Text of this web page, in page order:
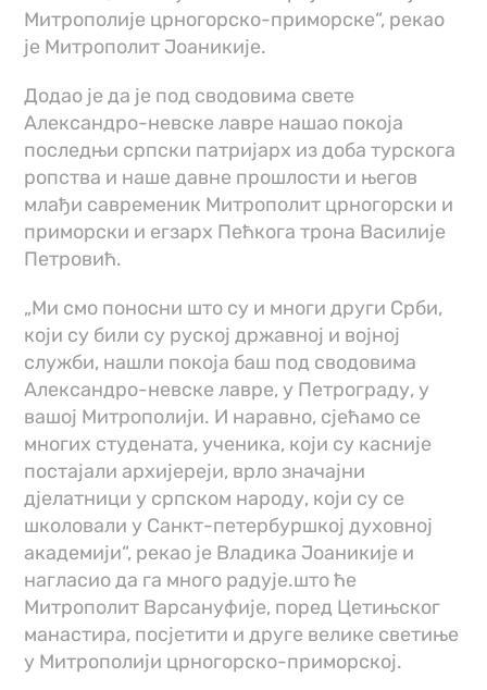
Митрополије црногорско-приморске“, рекао
је Митрополит Јоаникије.
Додао је да је под сводовима свете
Александро-невске лавре нашао покоја
последњи српски патријарх из доба турскога
ропства и наше давне прошлости и његов
млађи савременик Митрополит црногорски и
приморски и егзарх Пећкога трона Василије
Петровић.
„Ми смо поносни што су и многи други Срби,
који су били су руској државној и војној
служби, нашли покоја баш под сводовима
Александро-невске лавре, у Петрограду, у
вашој Митрополији. И наравно, сјећамо се
многих студената, ученика, који су касније
постајали архијереји, врло значајни
дјелатници у српском народу, који су се
школовали у Санкт-петербуршкој духовној
академији“, рекао је Владика Јоаникије и
нагласио да га много радује.што ће
Митрополит Варсануфије, поред Цетињског
манастира, посјетити и друге велике светиње
у Митрополији црногорско-приморској.